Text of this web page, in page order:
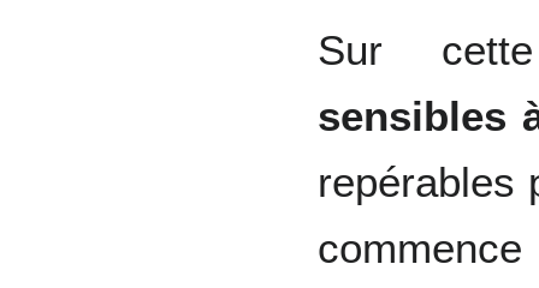
Sur
sensibles
repérables